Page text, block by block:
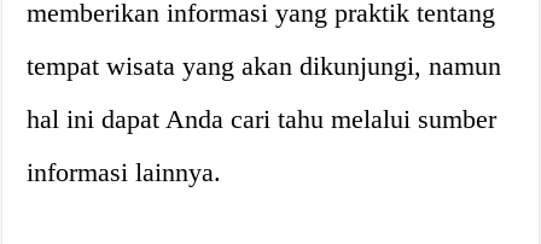
memberikan informasi yang praktik tentang
tempat wisata yang akan dikunjungi, namun
hal ini dapat Anda cari tahu melalui sumber
informasi lainnya.